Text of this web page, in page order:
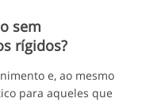
sem
rígidos?
e, ao mesmo
para aqueles que